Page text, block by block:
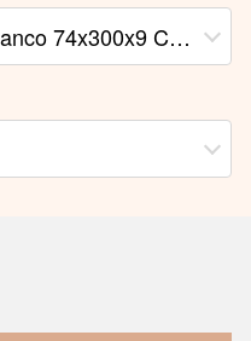
Плитка фасадна Rapid Bianco 74x300x9 Cerrad